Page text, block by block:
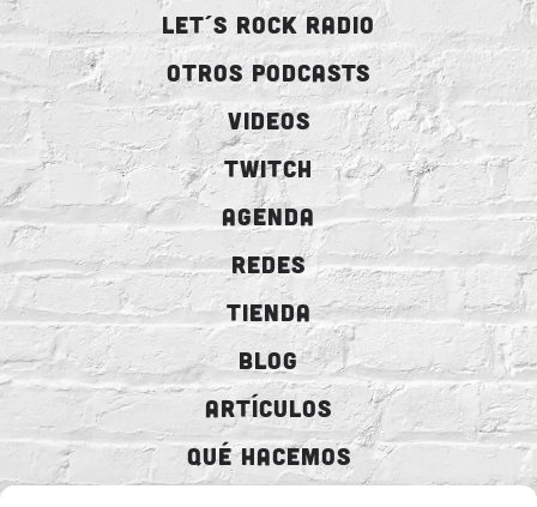
LET´S ROCK RADIO
OTROS PODCASTS
VIDEOS
TWITCH
AGENDA
REDES
TIENDA
BLOG
ARTÍCULOS
QUÉ HACEMOS